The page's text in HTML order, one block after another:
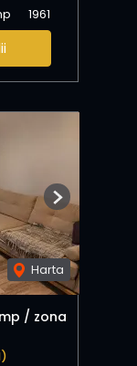
1961
Harta
Next
/ zona